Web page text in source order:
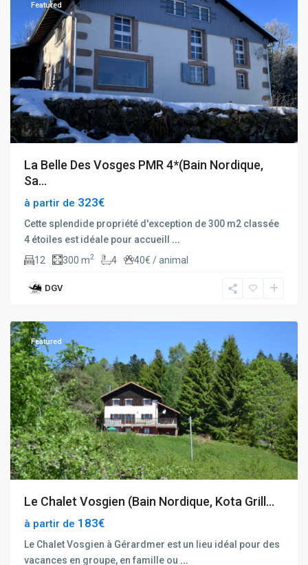
Featured
La Belle Des Vosges PMR 4*(Bain Nordique,
Sa...
à partir de 323€
Cette splendide propriété d'exception de 300 m2 classée
4 étoiles est idéale pour accueill ...
12
300 m2 4 40€ / animal
DGV
Gerardmer
Featured
Le Chalet Vosgien (Bain Nordique, Kota Grill...
à partir de 183€
Le Chalet Vosgien à Gérardmer est un lieu idéal pour des
vacances en groupe, en famille ou ...